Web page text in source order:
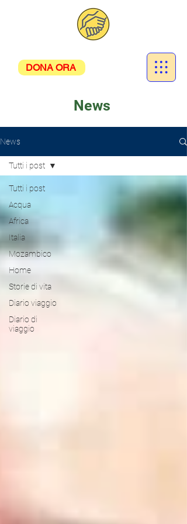
DONA ORA
News
News
Tutti i post
Acqua
Africa
Italia
Mozambico
Home
Storie di vita
Diario viaggio
Diario di
viaggio
Tutti i post